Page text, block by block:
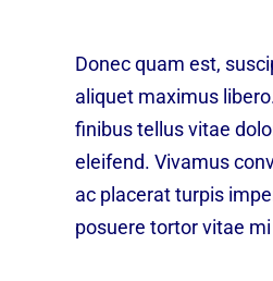
Donec quam est,
aliquet maximus
finibus tellus vitae
eleifend. Vivamus
ac placerat turpis
posuere tortor vitae